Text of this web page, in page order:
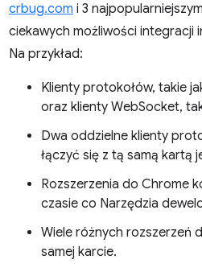
crbug.com i 3
ciekawych możliwości integracji
Na przykład:
Klienty protokołów, takie
oraz klienty WebSocket,
Dwa oddzielne klienty
łączyć się z tą samą kartą
Rozszerzenia do Chrome
czasie co Narzędzia
Wiele różnych rozszerzeń
samej karcie.